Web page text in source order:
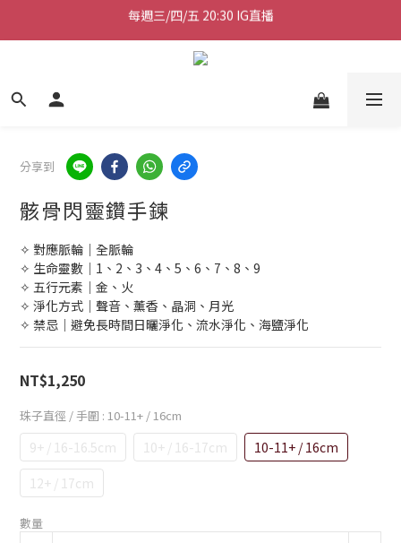
加入會員送50元購物金
加入會員送50元購物金
每週三/四/五 20:30 IG直播
分享到
骸骨閃靈鑽手鍊
✧ 對應脈輪｜全脈輪
✧ 生命靈數｜1、2、3、4、5、6、7、8、9
✧ 五行元素｜金、火
✧ 淨化方式｜聲音、薰香、晶洞、月光
✧ 禁忌｜避免長時間日曬淨化、流水淨化、海鹽淨化
NT$1,250
珠子直徑 / 手圍 : 10-11+ / 16cm
9+ / 16-16.5cm 10+ / 16-17cm
10-11+ / 16cm
12+ / 17cm
數量